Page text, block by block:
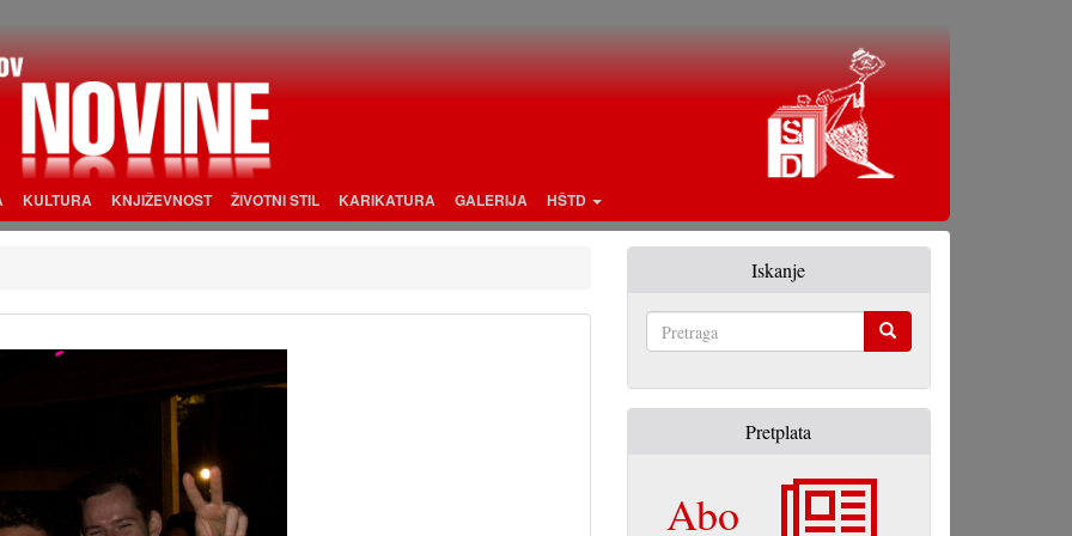
KULTURA KNJIŽEVNOST ŽIVOTNI STIL KARIKATURA GALERIJA HŠTD
Iskanje
Pretplata
Abo